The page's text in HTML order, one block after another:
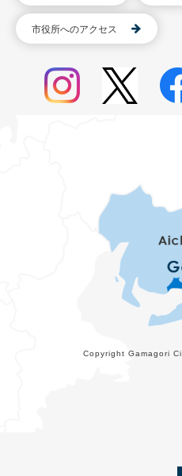
市役所へのアクセス
Copyright Gamagori